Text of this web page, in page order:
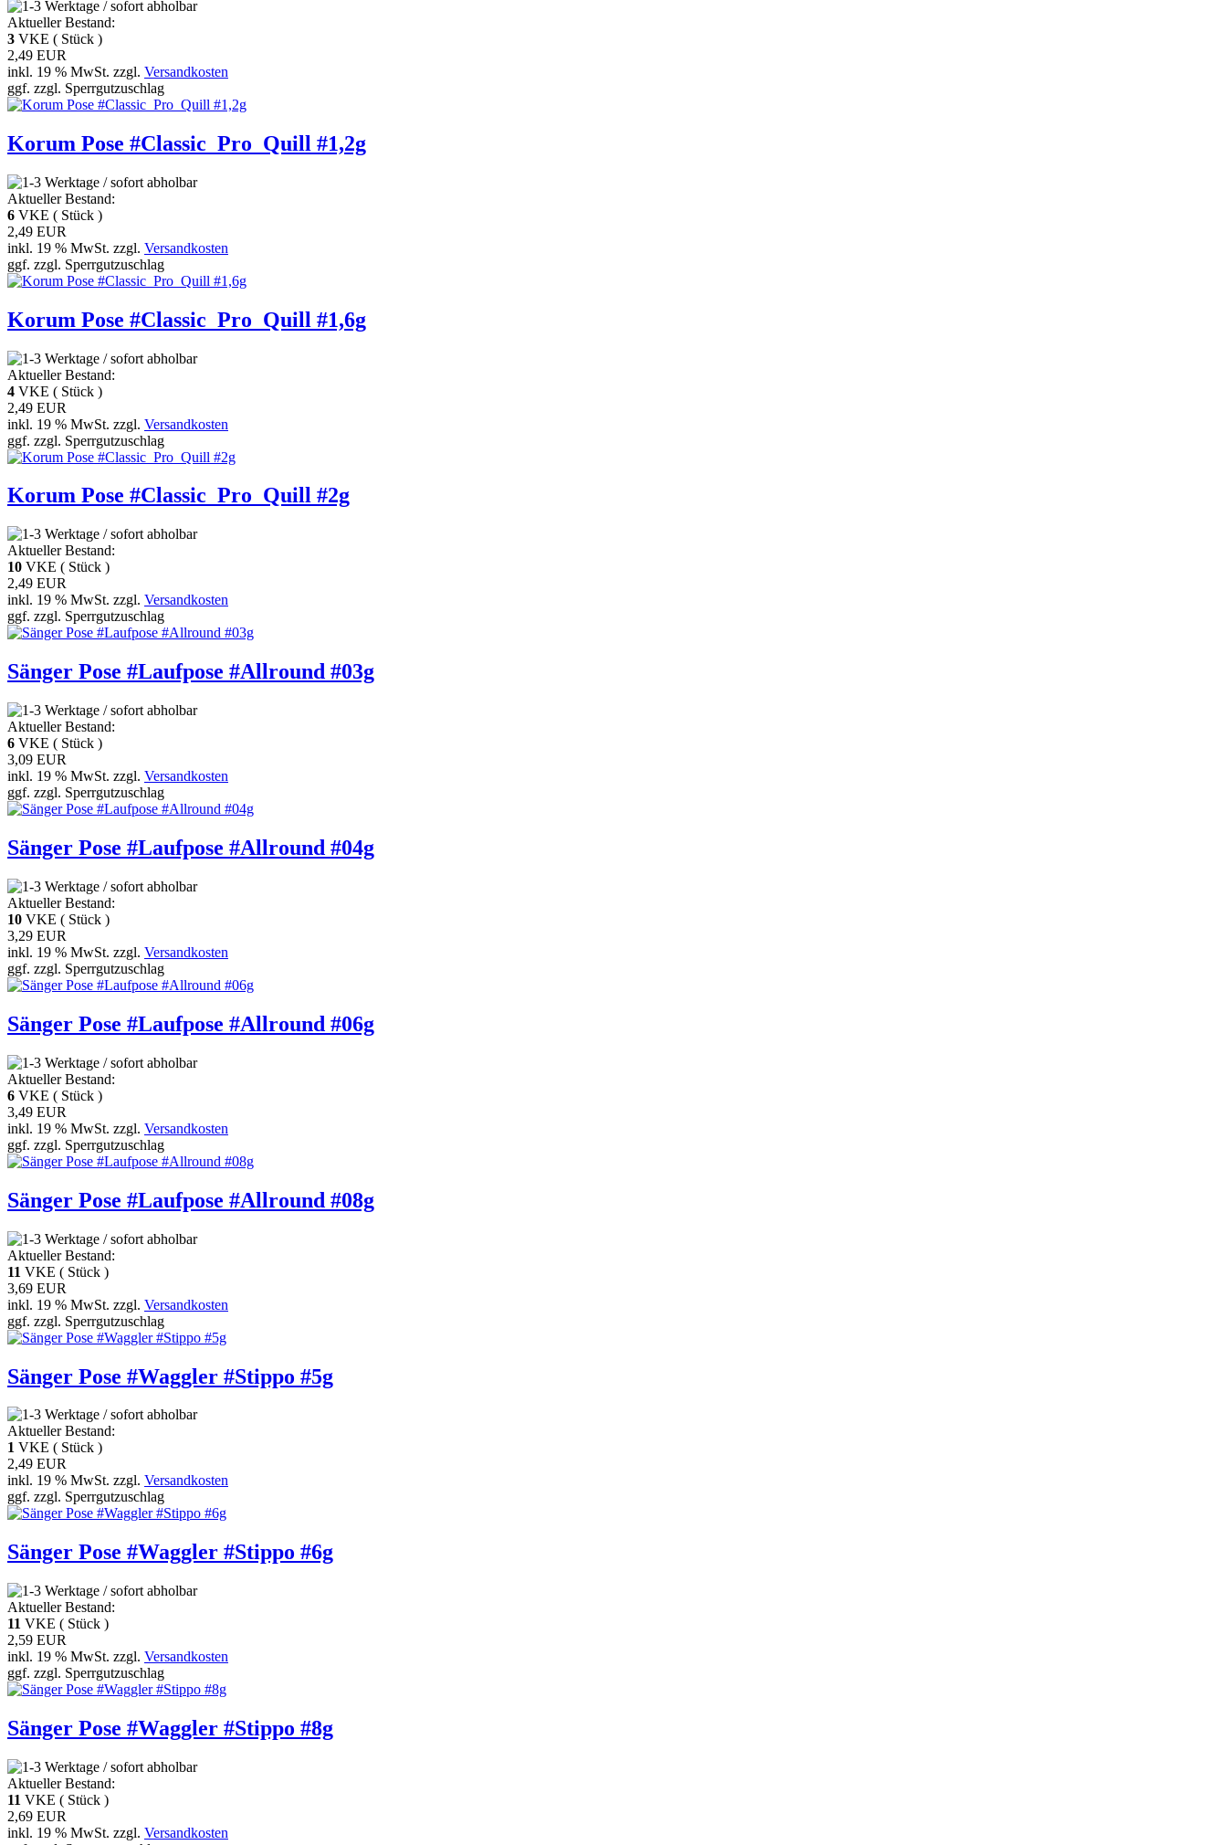
Aktueller Bestand:
3 VKE ( Stück )
2,49 EUR
inkl. 19 % MwSt. zzgl. Versandkosten
ggf. zzgl. Sperrgutzuschlag
Korum Pose #Classic_Pro_Quill #1,2g
Aktueller Bestand:
6 VKE ( Stück )
2,49 EUR
inkl. 19 % MwSt. zzgl. Versandkosten
ggf. zzgl. Sperrgutzuschlag
Korum Pose #Classic_Pro_Quill #1,6g
Aktueller Bestand:
4 VKE ( Stück )
2,49 EUR
inkl. 19 % MwSt. zzgl. Versandkosten
ggf. zzgl. Sperrgutzuschlag
Korum Pose #Classic_Pro_Quill #2g
Aktueller Bestand:
10 VKE ( Stück )
2,49 EUR
inkl. 19 % MwSt. zzgl. Versandkosten
ggf. zzgl. Sperrgutzuschlag
Sänger Pose #Laufpose #Allround #03g
Aktueller Bestand:
6 VKE ( Stück )
3,09 EUR
inkl. 19 % MwSt. zzgl. Versandkosten
ggf. zzgl. Sperrgutzuschlag
Sänger Pose #Laufpose #Allround #04g
Aktueller Bestand:
10 VKE ( Stück )
3,29 EUR
inkl. 19 % MwSt. zzgl. Versandkosten
ggf. zzgl. Sperrgutzuschlag
Sänger Pose #Laufpose #Allround #06g
Aktueller Bestand:
6 VKE ( Stück )
3,49 EUR
inkl. 19 % MwSt. zzgl. Versandkosten
ggf. zzgl. Sperrgutzuschlag
Sänger Pose #Laufpose #Allround #08g
Aktueller Bestand:
11 VKE ( Stück )
3,69 EUR
inkl. 19 % MwSt. zzgl. Versandkosten
ggf. zzgl. Sperrgutzuschlag
Sänger Pose #Waggler #Stippo #5g
Aktueller Bestand:
1 VKE ( Stück )
2,49 EUR
inkl. 19 % MwSt. zzgl. Versandkosten
ggf. zzgl. Sperrgutzuschlag
Sänger Pose #Waggler #Stippo #6g
Aktueller Bestand:
11 VKE ( Stück )
2,59 EUR
inkl. 19 % MwSt. zzgl. Versandkosten
ggf. zzgl. Sperrgutzuschlag
Sänger Pose #Waggler #Stippo #8g
Aktueller Bestand:
11 VKE ( Stück )
2,69 EUR
inkl. 19 % MwSt. zzgl. Versandkosten